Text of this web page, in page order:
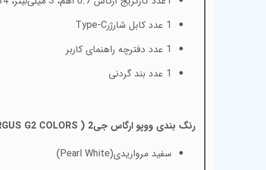
1 عدد کابل شارژر
Type-C
1 عدد دفترچه راهنمای کاربر
1 عدد بند گردنی
رنگ بندی ووپو ارگاس جی2 (
G2 COLORS
سفید مرواریدی(Pearl White)